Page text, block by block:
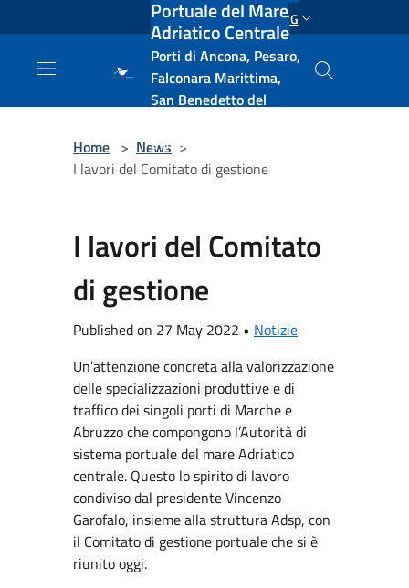
Salta al contenuto principale ENG
Portuale del Mare
Adriatico Centrale
Porti di Ancona, Pesaro,
Falconara Marittima,
San Benedetto del
e Vasto
Home > News >
I lavori del Comitato di gestione
I lavori del Comitato
di gestione
Published on 27 May 2022 • Notizie
Un’attenzione concreta alla valorizzazione
delle specializzazioni produttive e di
traffico dei singoli porti di Marche e
Abruzzo che compongono l’Autorità di
sistema portuale del mare Adriatico
centrale. Questo lo spirito di lavoro
condiviso dal presidente Vincenzo
Garofalo, insieme alla struttura Adsp, con
il Comitato di gestione portuale che si è
riunito oggi.